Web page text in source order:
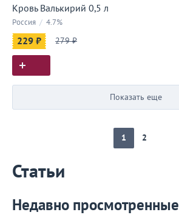
Кровь Валькирий 0,5 л
Россия / 4.7%
229 ₽ 279 ₽
Показать еще
1 2
Статьи
Недавно просмотренные